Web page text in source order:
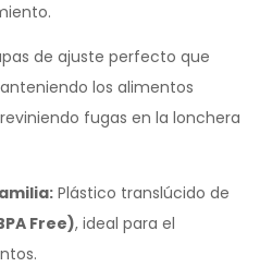
de ajuste perfecto que
los alimentos
fugas en la lonchera
Plástico translúcido de
Free), ideal para el